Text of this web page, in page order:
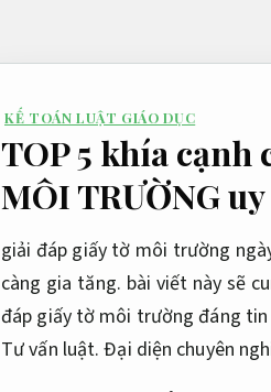
KẾ TOÁN LUẬT GIÁO DỤC
TOP 5 khía cạnh
MÔI TRƯỜNG uy
giải đáp giấy tờ môi trường
càng gia tăng. bài viết này sẽ
đáp giấy tờ môi trường đáng
Tư vấn luật. Đại diện chuyên